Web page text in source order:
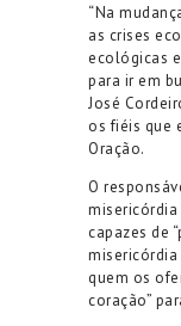
“Na
as crises
ecológicas
para ir em
José
os fiéis que
Oração.
O
misericórdia
capazes de
misericórdia
quem os
coração”